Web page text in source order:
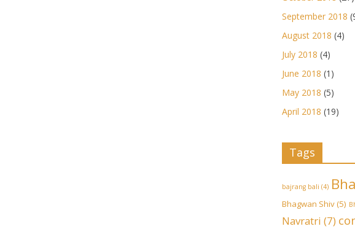
September 2018
August 2018 (4)
July 2018 (4)
June 2018 (1)
May 2018 (5)
April 2018 (19)
Tags
bajrang bali (4)
Bhagwan Shiv(5)
Navratri (7)